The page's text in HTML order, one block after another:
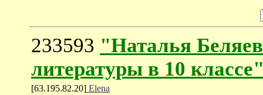
233593 "Наталья
литературы в 10
[63.195.82.20] Elena